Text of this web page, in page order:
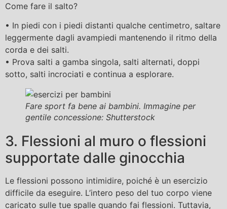
Come fare il salto?
• In piedi con i piedi distanti qualche centimetro, saltare
leggermente dagli avampiedi mantenendo il ritmo della
corda e dei salti.
• Prova salti a gamba singola, salti alternati, doppi
sotto, salti incrociati e continua a esplorare.
Fare sport fa bene ai bambini. Immagine per
gentile concessione: Shutterstock
3. Flessioni al muro o flessioni
supportate dalle ginocchia
Le flessioni possono intimidire, poiché è un esercizio
difficile da eseguire. L’intero peso del tuo corpo viene
caricato sulle tue spalle quando fai flessioni. Tuttavia,